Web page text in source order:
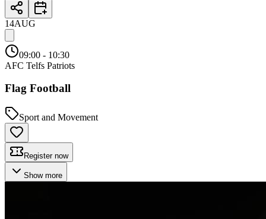
14AUG
09:00 - 10:30
AFC Telfs Patriots
Flag Football
Sport and Movement
Register now
Show more